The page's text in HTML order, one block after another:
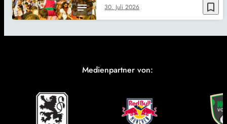
bookmark_border
30. Juli 2026
Medienpartner von: